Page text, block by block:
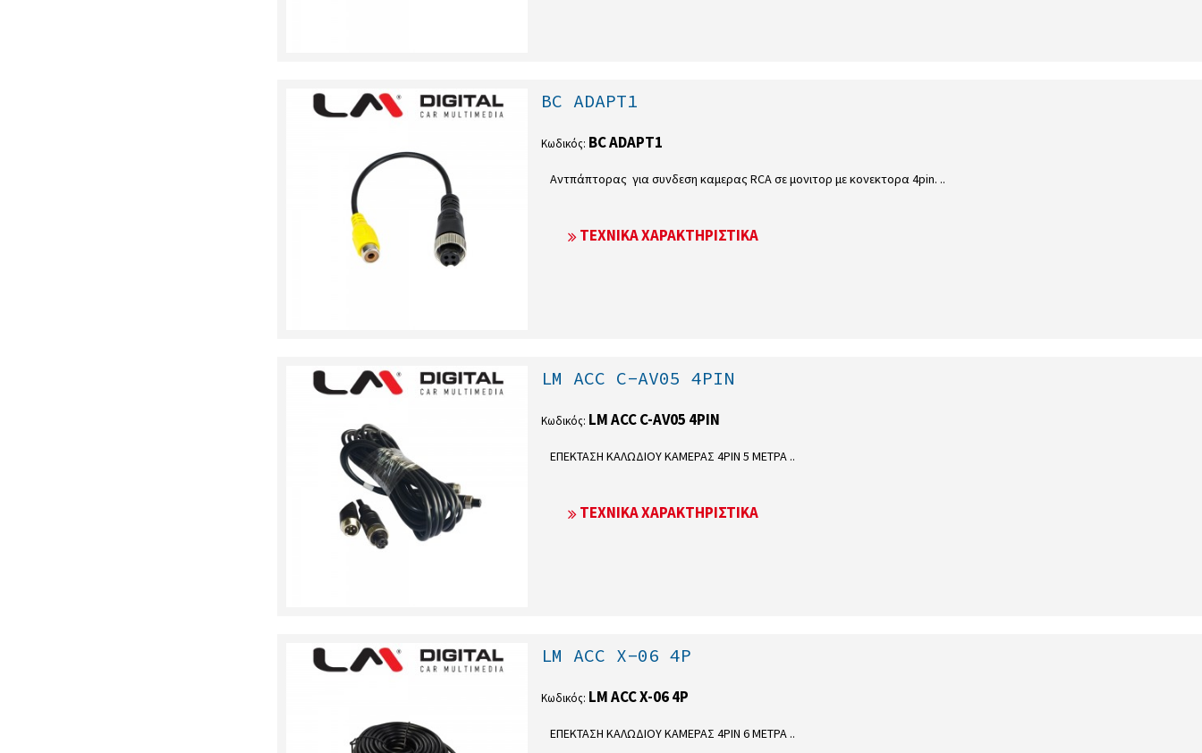
BC ADAPT1
Κωδικός: BC ADAPT1
Αντπάπτορας για συνδεση καμερας RCA σε μονιτορ με κονεκτορα 4pin. ..
ΤΕΧΝΙΚΆ ΧΑΡΑΚΤΗΡΙΣΤΙΚΆ
LM ACC C-AV05 4PIN
Κωδικός: LM ACC C-AV05 4PIN
ΕΠΕΚΤΑΣΗ ΚΑΛΩΔΙΟΥ ΚΑΜΕΡΑΣ 4PIN 5 ΜΕΤΡΑ ..
ΤΕΧΝΙΚΆ ΧΑΡΑΚΤΗΡΙΣΤΙΚΆ
LM ACC X-06 4P
Κωδικός: LM ACC X-06 4P
ΕΠΕΚΤΑΣΗ ΚΑΛΩΔΙΟΥ ΚΑΜΕΡΑΣ 4PIN 6 ΜΕΤΡΑ ..